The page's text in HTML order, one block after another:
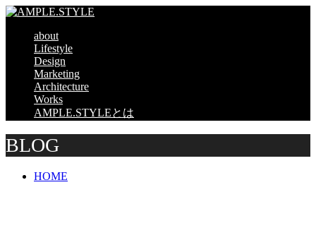
about
Lifestyle
Design
Marketing
Architecture
Works
AMPLE.STYLEとは
BLOG
HOME